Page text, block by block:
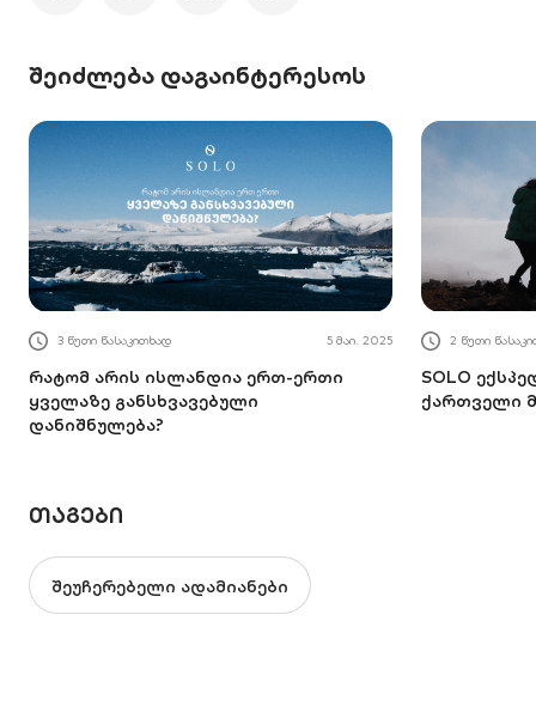
შეიძლება დაგაინტერესოს
3 წუთი წასაკითხად 5 მაი. 2025
რატომ არის ისლანდია ერთ-ერთი
ყველაზე განსხვავებული
დანიშნულება?
2 წუთი
SOLO
ქართველი
ᲗᲐᲒᲔᲑᲘ
შეუჩერებელი ადამიანები